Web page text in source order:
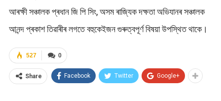
আৰক্ষী সঞ্চালক প্ৰধান জি পি সিং, অসম ৰাজ্যিক দক্ষতা অভিযানৰ সঞ্চালক
আনন্দ প্ৰকাশ তিৱাৰীৰ লগতে বহুকেইজন গুৰুত্বপূৰ্ণ বিষয়া উপস্থিত থাকে।
0
527
Share Facebook Twitter Google+